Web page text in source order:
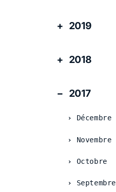
2019
2018
2017
Décembre
Novembre
Octobre
Septembre